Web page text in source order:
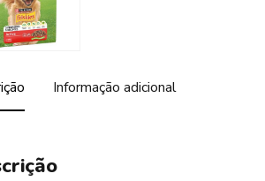
Informação adicional